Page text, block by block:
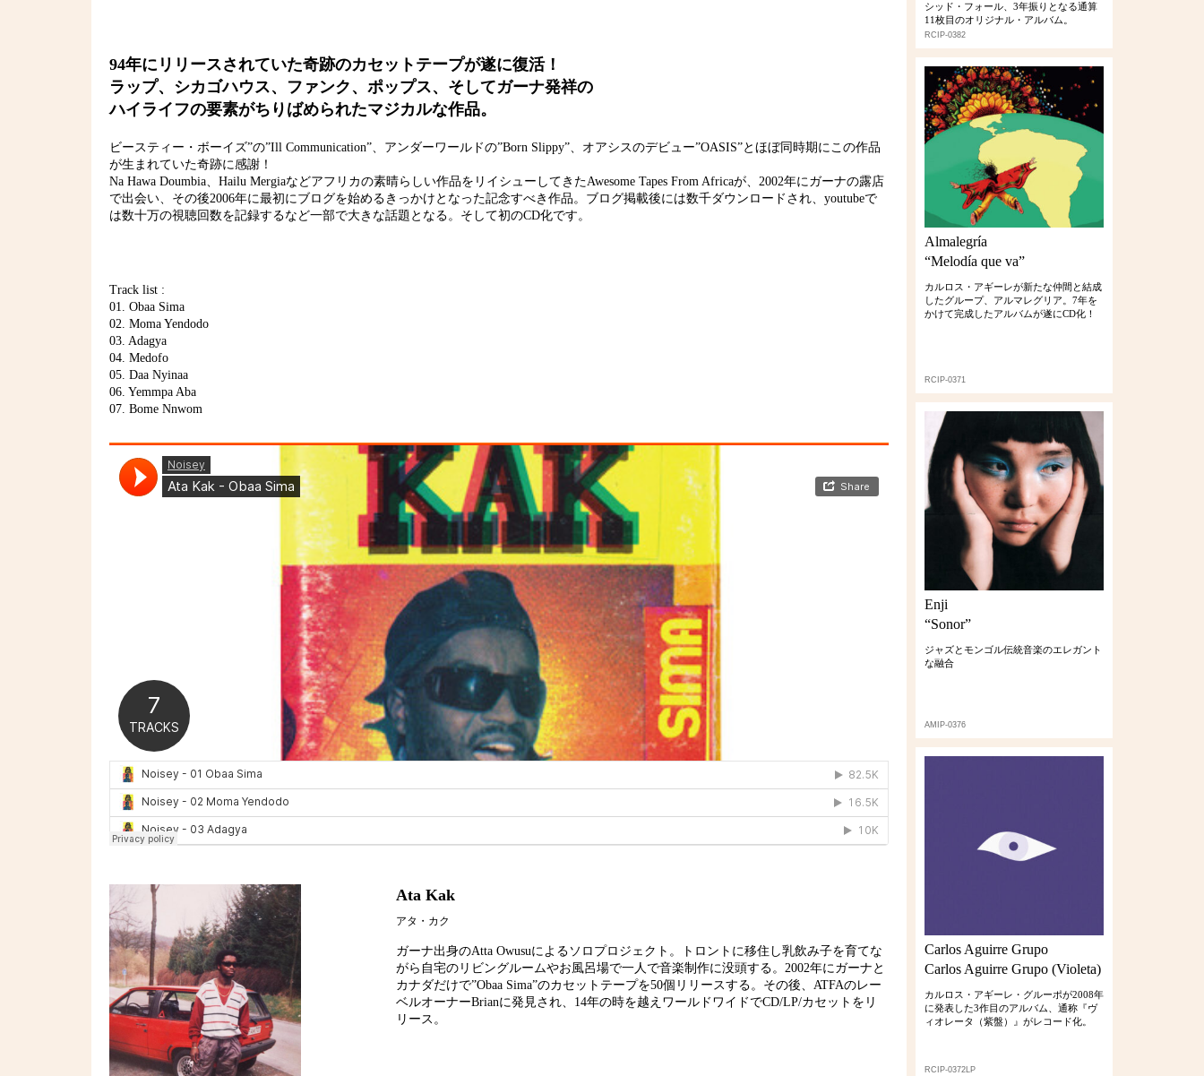
94年にリリースされていた奇跡のカセットテープが遂に復活！
ラップ、シカゴハウス、ファンク、ポップス、そしてガーナ発祥の
ハイライフの要素がちりばめられたマジカルな作品。
ビースティー・ボーイズ”の”Ill Communication”、アンダーワールドの”Born Slippy”、オアシスのデビュー”OASIS”とほぼ同時期にこの作品
が生まれていた奇跡に感謝！
Na Hawa Doumbia、Hailu Mergiaなどアフリカの素晴らしい作品をリイシューしてきたAwesome Tapes From Africaが、2002年にガーナの露店
で出会い、その後2006年に最初にブログを始めるきっかけとなった記念すべき作品。ブログ掲載後には数千ダウンロードされ、youtubeで
は数十万の視聴回数を記録するなど一部で大きな話題となる。そして初のCD化です。
Track list :
01. Obaa Sima
02. Moma Yendodo
03. Adagya
04. Medofo
05. Daa Nyinaa
06. Yemmpa Aba
07. Bome Nnwom
Ata Kak
アタ・カク
ガーナ出身のAtta Owusuによるソロプロジェクト。トロントに移住し乳飲み子を育てな
がら自宅のリビングルームやお風呂場で一人で音楽制作に没頭する。2002年にガーナと
カナダだけで”Obaa Sima”のカセットテープを50個リリースする。その後、ATFAのレー
ベルオーナーBrianに発見され、14年の時を越えワールドワイドでCD/LP/カセットをリ
リース。
シッド・フォール、3年振りとなる通算
11枚目のオリジナル・アルバム。
RCIP-0382
Almalegría
“Melodía que va”
カルロス・アギーレが新たな仲間と結成
したグループ、アルマレグリア。7年を
かけて完成したアルバムが遂にCD化！
RCIP-0371
Enji
“Sonor”
ジャズとモンゴル伝統音楽のエレガント
な融合
AMIP-0376
Carlos Aguirre Grupo
Carlos Aguirre Grupo (Violeta)
カルロス・アギーレ・グルーポが2008年
に発表した3作目のアルバム、通称『ヴ
ィオレータ（紫盤）』がレコード化。
RCIP-0372LP